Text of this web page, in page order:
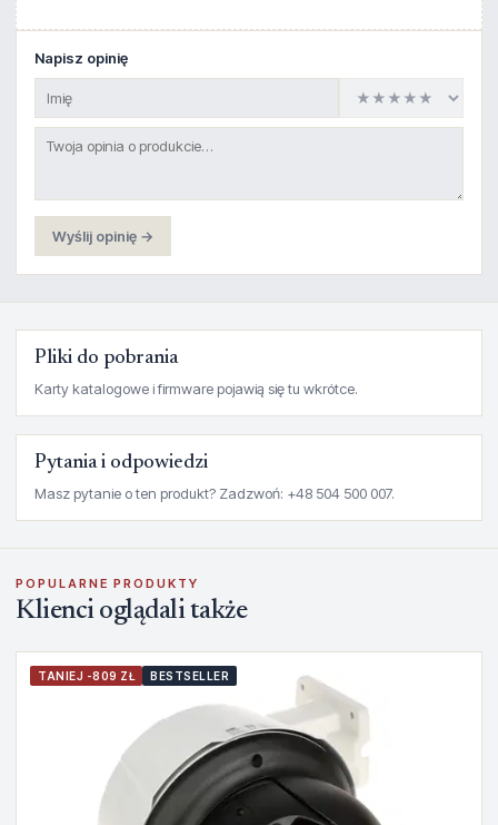
Napisz opinię
Wyślij opinię →
Pliki do pobrania
Karty katalogowe i firmware pojawią się tu wkrótce.
Pytania i odpowiedzi
Masz pytanie o ten produkt? Zadzwoń: +48 504 500 007.
POPULARNE PRODUKTY
Klienci oglądali także
TANIEJ -809 ZŁ BESTSELLER